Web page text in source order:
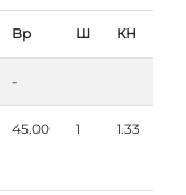
Вр Ш КН
-
45.00 1 1.33